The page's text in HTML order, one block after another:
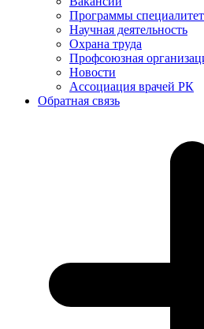
Программы
Научная деятельность
Охрана труда
Профсоюзная
Новости
Ассоциация врачей РК
Обратная связь